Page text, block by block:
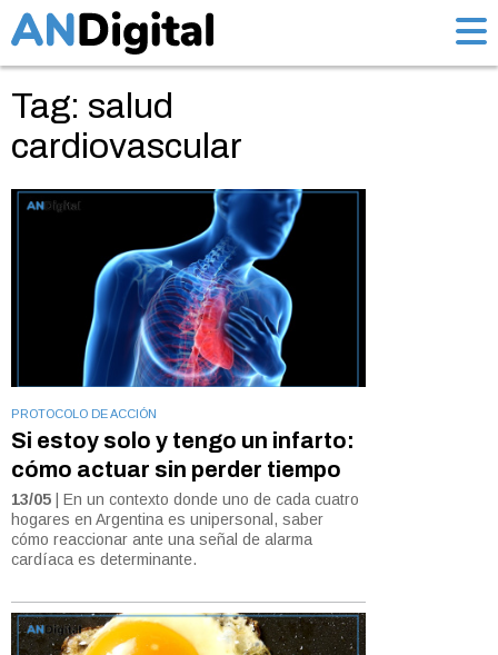
Tag: salud
cardiovascular
PROTOCOLO DE ACCIÓN
Si estoy solo y tengo un infarto:
cómo actuar sin perder tiempo
13/05 | En un contexto donde uno de cada cuatro
hogares en Argentina es unipersonal, saber
cómo reaccionar ante una señal de alarma
cardíaca es determinante.